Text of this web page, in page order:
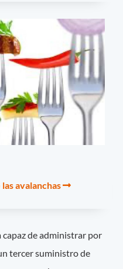
avalanchas
capaz de administrar por
tercer suministro de